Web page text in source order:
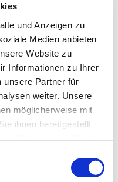
und Anzeigen zu
Medien anbieten
Website zu
Informationen zu Ihrer
unsere Partner für
weiter. Unsere
möglicherweise mit
ihnen bereitgestellt
2027, 10:00
Jesu,
Herne